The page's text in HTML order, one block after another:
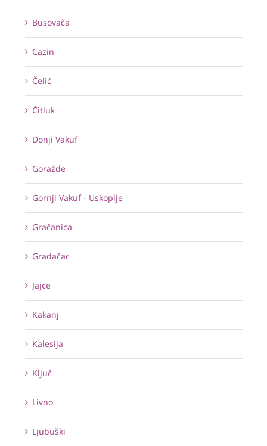
Busovača
Cazin
Čelić
Čitluk
Donji Vakuf
Goražde
Gornji Vakuf - Uskoplje
Gračanica
Gradačac
Jajce
Kakanj
Kalesija
Ključ
Livno
Ljubuški